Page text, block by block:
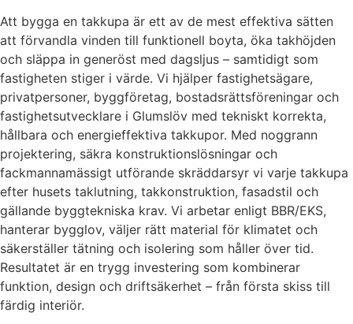
Att bygga en takkupa är ett av de mest effektiva sätten
att förvandla vinden till funktionell boyta, öka takhöjden
och släppa in generöst med dagsljus – samtidigt som
fastigheten stiger i värde. Vi hjälper fastighetsägare,
privatpersoner, byggföretag, bostadsrättsföreningar och
fastighetsutvecklare i Glumslöv med tekniskt korrekta,
hållbara och energieffektiva takkupor. Med noggrann
projektering, säkra konstruktionslösningar och
fackmannamässigt utförande skräddarsyr vi varje takkupa
efter husets taklutning, takkonstruktion, fasadstil och
gällande byggtekniska krav. Vi arbetar enligt BBR/EKS,
hanterar bygglov, väljer rätt material för klimatet och
säkerställer tätning och isolering som håller över tid.
Resultatet är en trygg investering som kombinerar
funktion, design och driftsäkerhet – från första skiss till
färdig interiör.